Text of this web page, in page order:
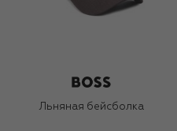
Льняная бейсболка